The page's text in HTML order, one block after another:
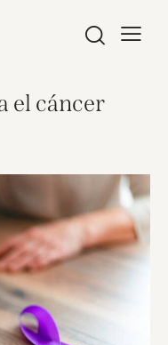
el cáncer